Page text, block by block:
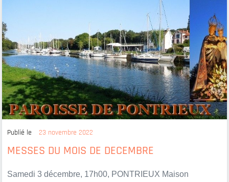
MESSES DU MOIS DE DECEMBRE
Publié le 23 novembre 2022
Samedi 3 décembre, 17h00, PONTRIEUX Maison